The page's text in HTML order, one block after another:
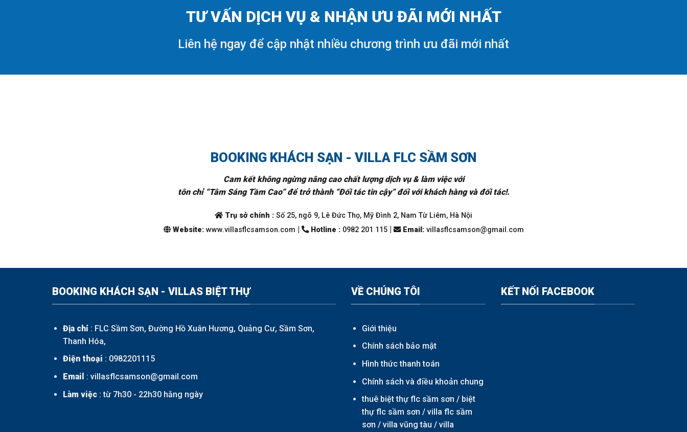
TƯ VẤN DỊCH VỤ & NHẬN ƯU ĐÃI MỚI NHẤT
Liên hệ ngay để cập nhật nhiều chương trình ưu đãi mới nhất
BOOKING KHÁCH SẠN - VILLA FLC SẦM SƠN
Cam kết không ngừng nâng cao chất lượng dịch vụ & làm việc với
tôn chỉ “Tâm Sáng Tầm Cao” để trở thành “Đối tác tin cậy” đối với khách hàng và đối tác!.
Trụ sở chính : Số 25, ngõ 9, Lê Đức Thọ, Mỹ Đình 2, Nam Từ Liêm, Hà Nội
Website:www.villasflcsamson.com Hotline :0982 201 115 Email :villasflcsamson@gmail.com
BOOKING KHÁCH SẠN - VILLAS BIỆT THỰ
Địa chỉ: FLC Sầm Sơn, Đường Hồ Xuân Hương, Quảng Cư, Sầm Sơn,
Thanh Hóa,
Điện thoại : 0982201115
Email : villasflcsamson@gmail.com
Làm việc: từ 7h30 - 22h30 hằng ngày
VỀ CHÚNG TÔI
Giới thiệu
Chính sách bảo mật
Hình thức thanh toán
Chính sách và điều khoản chung
thuê biệt thự flc sầm sơn / biệt
thự flc sầm sơn / villa flc sầm
sơn / villa vũng tàu / villa
KẾT NỐI FACEBOOK